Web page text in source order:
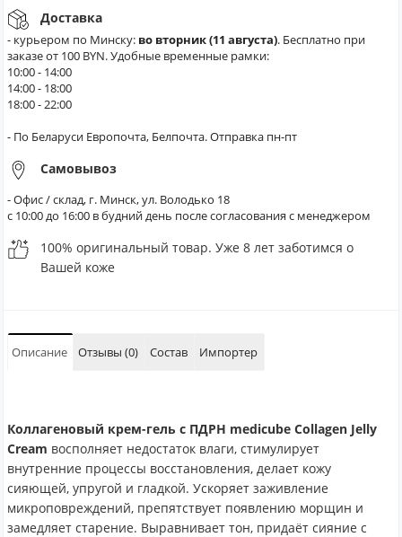
Доставка
- курьером по Минску: во вторник (11 августа). Бесплатно при
заказе от 100 BYN. Удобные временные рамки:
10:00 - 14:00
14:00 - 18:00
18:00 - 22:00
- По Беларуси Европочта, Белпочта. Отправка пн-пт
Самовывоз
- Офис / склад, г. Минск, ул. Володько 18
с 10:00 до 16:00 в будний день после согласования с менеджером
100% оригинальный товар. Уже 8 лет заботимся о
Вашей коже
Описание Отзывы (0) Состав Импортер
Коллагеновый крем-гель с ПДРН medicube Collagen Jelly
Cream восполняет недостаток влаги, стимулирует
внутренние процессы восстановления, делает кожу
сияющей, упругой и гладкой. Ускоряет заживление
микроповреждений, препятствует появлению морщин и
замедляет старение. Выравнивает тон, придаёт сияние с